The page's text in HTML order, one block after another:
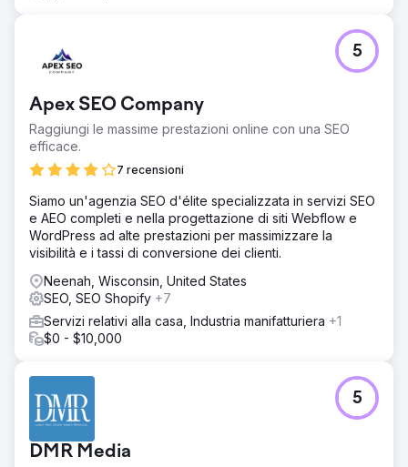
Apex SEO Company
Raggiungi le massime prestazioni online con una SEO
efficace.
7 recensioni
5
Siamo un'agenzia SEO d'élite specializzata in servizi SEO
e AEO completi e nella progettazione di siti Webflow e
WordPress ad alte prestazioni per massimizzare la
visibilità e i tassi di conversione dei clienti.
Neenah, Wisconsin, United States
SEO, SEO Shopify +7
Servizi relativi alla casa, Industria manifatturiera +1
$0 - $10,000
DMR Media
5